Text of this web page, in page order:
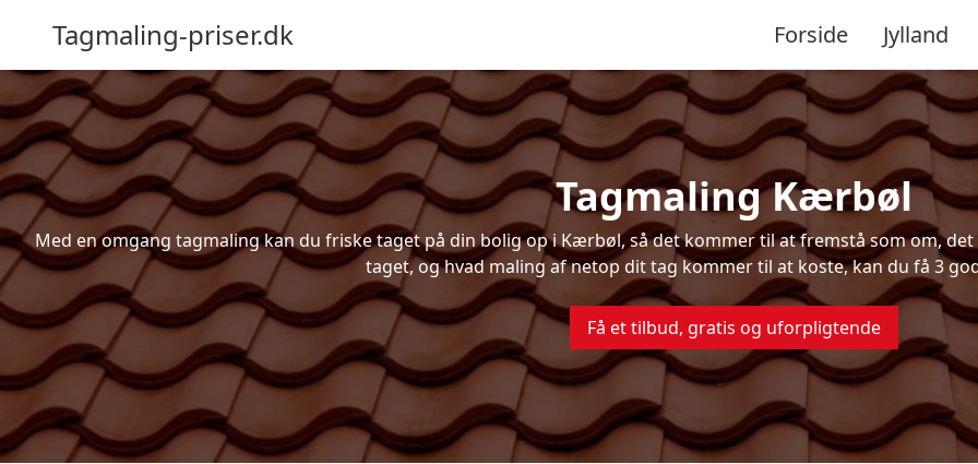
Tagmaling-priser.dk Forside Jylland
Tagmaling Kærbøl
Med en omgang tagmaling kan du friske taget på din bolig op i Kærbøl, så det kommer til at fremstå som om,
taget, og hvad maling af netop dit tag kommer til at koste, kan du få 3
Få et tilbud, gratis og uforpligtende